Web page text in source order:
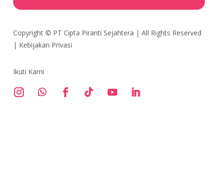
Copyright © PT Cipta Piranti Sejahtera | All Rights Reserved
| Kebijakan Privasi
Ikuti Kami